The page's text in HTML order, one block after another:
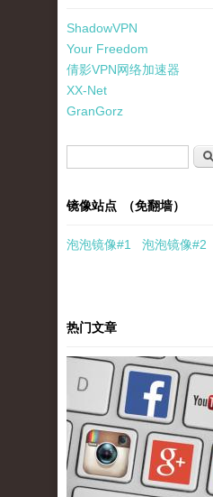
ShadowVPN
Your Freedom
倩影VPN网络加速器
XX-Net
GranGorz
搜索
镜像站点 （免翻墙）
泡泡镜像#1 泡泡镜像#2
热门文章